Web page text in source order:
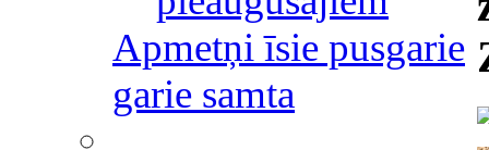
Apmetņi īsie pusgarie
garie samta